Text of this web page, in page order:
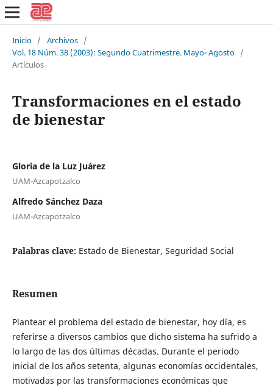
Inicio / Archivos /
Vol. 18 Núm. 38 (2003): Segundo Cuatrimestre. Mayo- Agosto /
Artículos
Transformaciones en el estado
de bienestar
Gloria de la Luz Juárez
UAM-Azcapotzalco
Alfredo Sánchez Daza
UAM-Azcapotzalco
Palabras clave: Estado de Bienestar, Seguridad Social
Resumen
Plantear el problema del estado de bienestar, hoy día, es
referirse a diversos cambios que dicho sistema ha sufrido a
lo largo de las dos últimas décadas. Durante el periodo
inicial de los años setenta, algunas economías occidentales,
motivadas por las transformaciones económicas que